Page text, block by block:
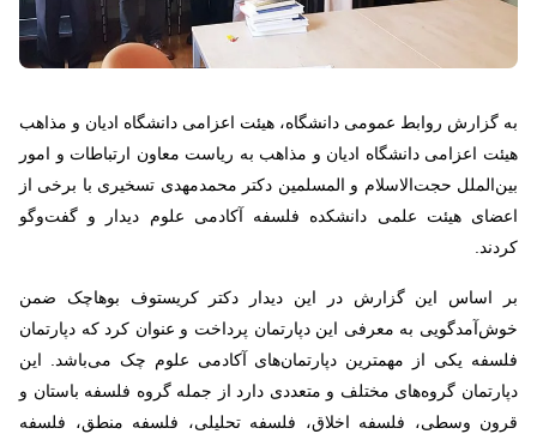
به گزارش روابط عمومی دانشگاه، هیئت اعزامی دانشگاه ادیان و مذاهب
هیئت اعزامی دانشگاه ادیان و مذاهب به ریاست معاون ارتباطات و امور
بین‌الملل حجت‌الاسلام و المسلمین دکتر محمدمهدی تسخیری با برخی از
اعضای هیئت علمی دانشکده فلسفه آکادمی علوم دیدار و گفت‌وگو
کردند.
بر اساس این گزارش در این دیدار دکتر کریستوف بوهاچک ضمن
خوش‌آمدگویی به معرفی این دپارتمان پرداخت و عنوان کرد که دپارتمان
فلسفه یکی از مهمترین دپارتمان‌های آکادمی علوم چک می‌باشد. این
دپارتمان گروه‌های مختلف و متعددی دارد از جمله گروه فلسفه باستان و
قرون وسطی، فلسفه اخلاق، فلسفه تحلیلی، فلسفه منطق، فلسفه